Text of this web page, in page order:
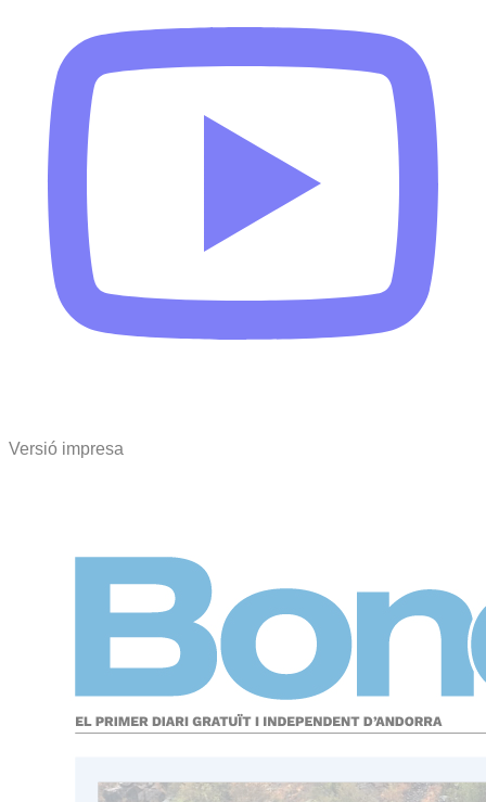
Versió impresa